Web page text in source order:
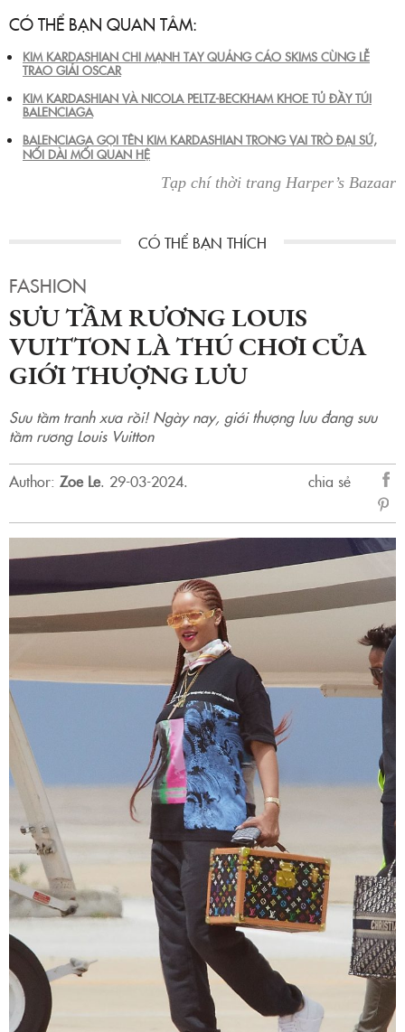
CÓ THỂ BẠN QUAN TÂM:
KIM KARDASHIAN CHI MẠNH TAY QUẢNG CÁO SKIMS CÙNG LỄ
TRAO GIẢI OSCAR
KIM KARDASHIAN VÀ NICOLA PELTZ-BECKHAM KHOE TỦ ĐẦY TÚI
BALENCIAGA
BALENCIAGA GỌI TÊN KIM KARDASHIAN TRONG VAI TRÒ ĐẠI SỨ,
NỐI DÀI MỐI QUAN HỆ
Tạp chí thời trang Harper’s Bazaar
FASHION
SƯU TẦM RƯƠNG LOUIS
VUITTON LÀ THÚ CHƠI CỦA
GIỚI THƯỢNG LƯU
Sưu tầm tranh xưa rồi! Ngày nay, giới thượng lưu đang sưu
tầm rương Louis Vuitton
Author: Zoe Le. 29-03-2024.
chia sẻ
sẻ